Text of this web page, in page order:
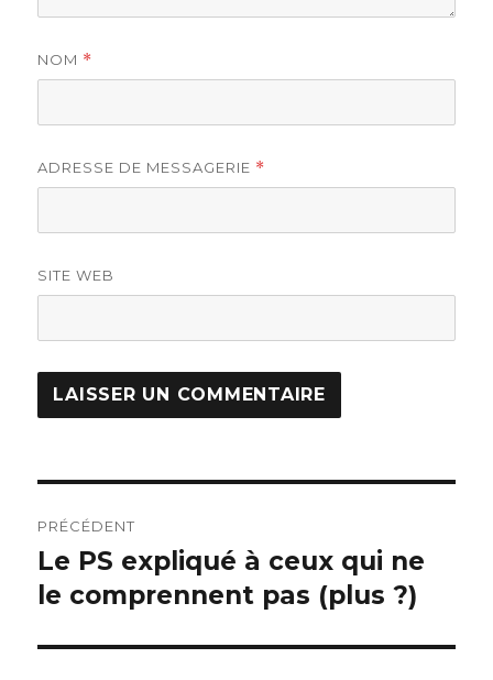
NOM *
ADRESSE DE MESSAGERIE *
SITE WEB
de
l’article
PRÉCÉDENT
Article
précédent :
Le PS expliqué à ceux qui ne
le comprennent pas (plus ?)